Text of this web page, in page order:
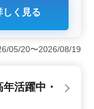
トやポルシェ
を募集していま
年層が、豊富
一員として活躍
す。月平均10
スを重視した
しく見る
05/20〜2026/08/19
活躍中・